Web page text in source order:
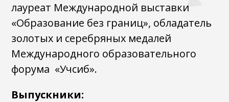
лауреат Международной выставки
«Образование без границ», обладатель
золотых и серебряных медалей
Международного образовательного
форума «Учсиб».
Выпускники: